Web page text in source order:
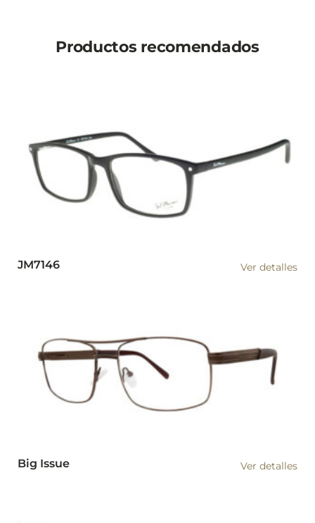
Productos recomendados
JM7146 Ver detalles
Big Issue Ver detalles